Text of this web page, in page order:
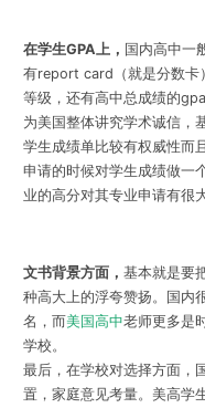
在学生GPA上， 国内高中一
有report card（就是分数卡
等级，还有高中总成绩的
为美国整体讲究学术诚信，
学生成绩单比较有权威性而
申请的时候对学生成绩做一
业的高分对其专业申请有很
文书背景方面， 基本就是要
种高大上的浮夸赞扬。国内
名，而美国高中老师更多是
学校。
最后，在学校对选择方面，
置，家庭意见考量。美高学